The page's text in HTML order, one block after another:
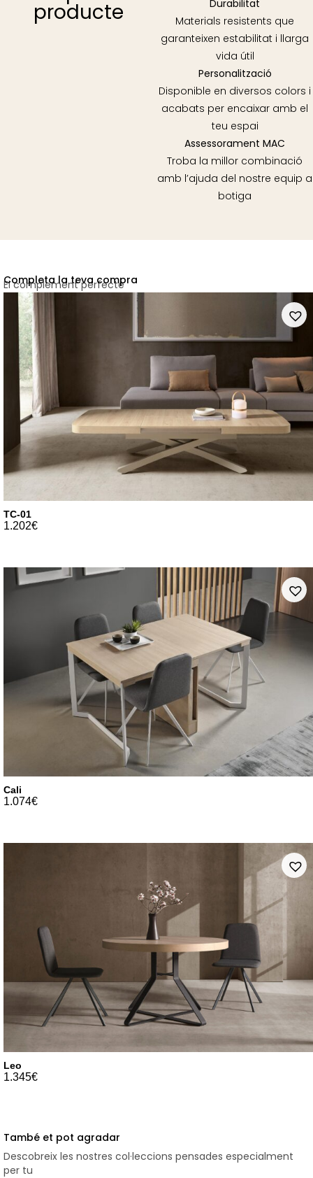
producte
Durabilitat
Materials resistents que
garanteixen estabilitat i llarga
vida útil
Personalització
Disponible en diversos colors i
acabats per encaixar amb el
teu espai
Assessorament MAC
Troba la millor combinació
amb l’ajuda del nostre equip a
botiga
Completa la teva compra
El complement perfecte
TC-01
1.202€
Cali
1.074€
Leo
1.345€
També et pot agradar
Descobreix les nostres col·leccions pensades especialment
per tu